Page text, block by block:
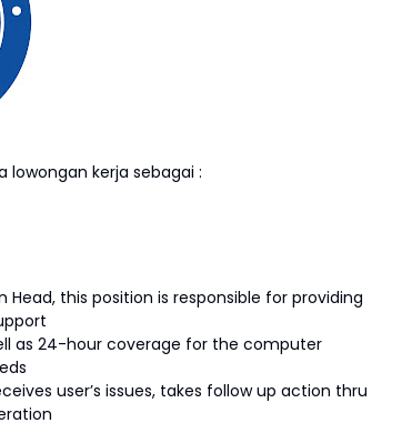
lowongan kerja sebagai :
this position is responsible for providing
as 24-hour coverage for the computer
user’s issues, takes follow up action thru